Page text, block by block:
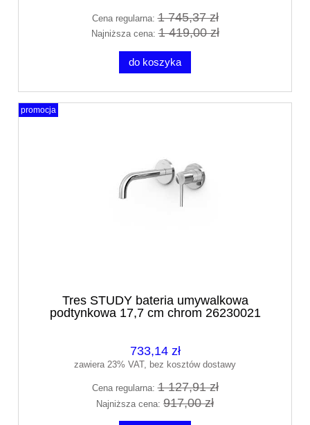
Cena regularna:1 745,37 zł
Najniższa cena:1 419,00 zł
do koszyka
Tres STUDY bateria umywalkowa
podtynkowa 17,7 cm chrom 26230021
733,14 zł
zawiera 23% VAT, bez kosztów dostawy
Cena regularna:1 127,91 zł
Najniższa cena: 917,00 zł
promocja